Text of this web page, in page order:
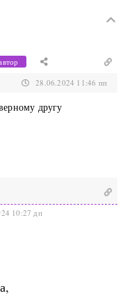
28.06.2024 11:46 пп
другу
10:27 дп